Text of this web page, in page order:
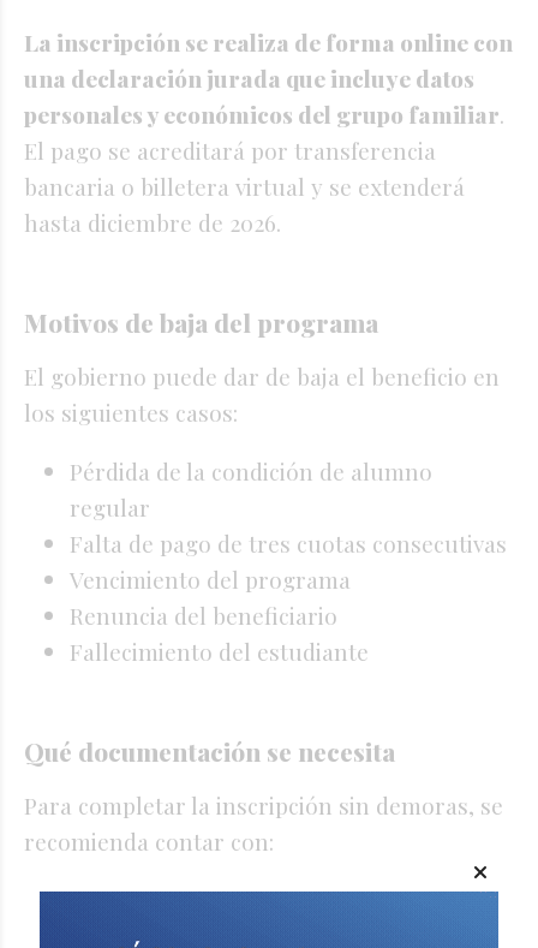
La inscripción se realiza de forma online con
una declaración jurada que incluye datos
personales y económicos del grupo familiar.
El pago se acreditará por transferencia
bancaria o billetera virtual y se extenderá
hasta diciembre de 2026.
Motivos de baja del programa
El gobierno puede dar de baja el beneficio en
los siguientes casos:
Pérdida de la condición de alumno
regular
Falta de pago de tres cuotas consecutivas
Vencimiento del programa
Renuncia del beneficiario
Fallecimiento del estudiante
Qué documentación se necesita
Para completar la inscripción sin demoras, se
recomienda contar con:
DNI y CUIL de los menores
Datos de la institución educativa